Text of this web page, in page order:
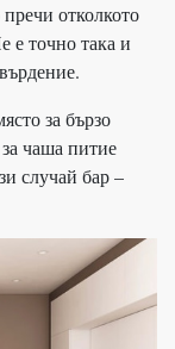
отколкото
е точно така и
за бързо
чаша питие
случай бар –